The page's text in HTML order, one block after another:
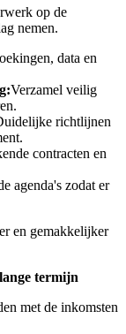
op de
nemen.
data en
Verzamel veilig
richtlijnen
contracten en
agenda's zodat er
en gemakkelijker
termijn
met de inkomsten